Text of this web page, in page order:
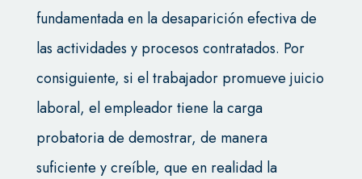
fundamentada en la desaparición efectiva de
las actividades y procesos contratados. Por
consiguiente, si el trabajador promueve juicio
laboral, el empleador tiene la carga
probatoria de demostrar, de manera
suficiente y creíble, que en realidad la